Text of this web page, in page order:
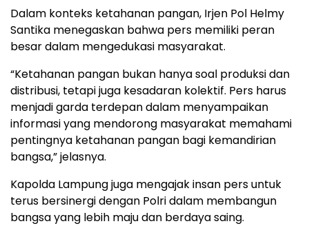
Dalam konteks ketahanan pangan, Irjen Pol Helmy
Santika menegaskan bahwa pers memiliki peran
besar dalam mengedukasi masyarakat.
“Ketahanan pangan bukan hanya soal produksi dan
distribusi, tetapi juga kesadaran kolektif. Pers harus
menjadi garda terdepan dalam menyampaikan
informasi yang mendorong masyarakat memahami
pentingnya ketahanan pangan bagi kemandirian
bangsa,” jelasnya.
Kapolda Lampung juga mengajak insan pers untuk
terus bersinergi dengan Polri dalam membangun
bangsa yang lebih maju dan berdaya saing.